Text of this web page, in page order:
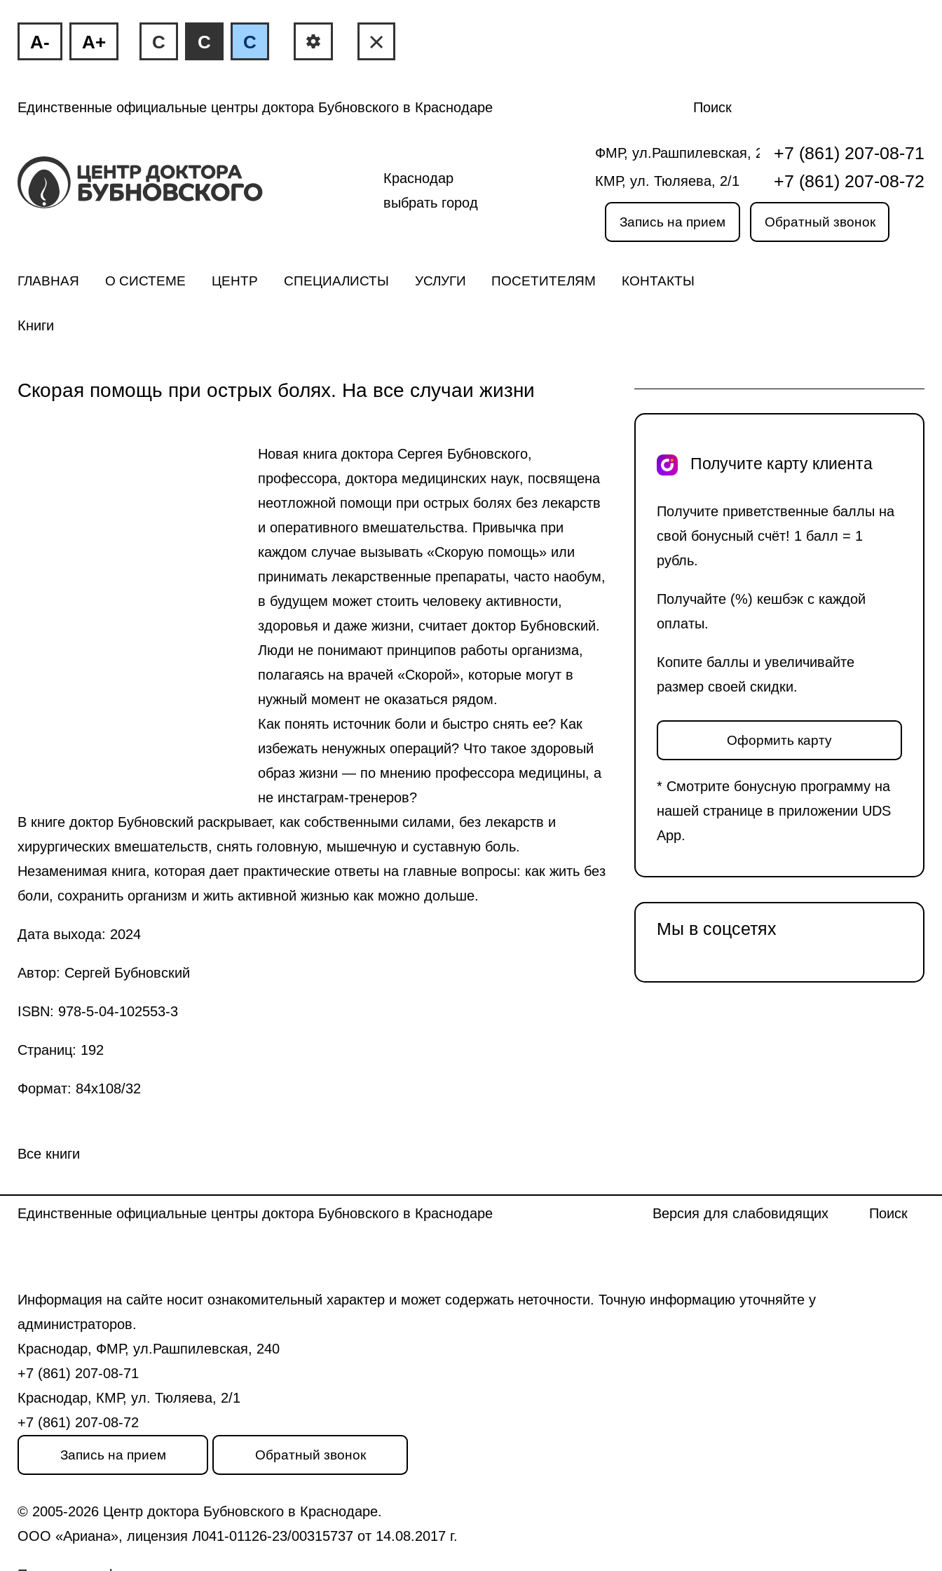
A- A+ C C C
Единственные официальные центры доктора Бубновского в Краснодаре Поиск
Краснодар
выбрать город
ФМР, ул.Рашпилевская, 240+7 (861) 207-08-71
КМР, ул. Тюляева, 2/1 +7 (861) 207-08-72
Запись на прием Обратный звонок
ГЛАВНАЯ О СИСТЕМЕ ЦЕНТР СПЕЦИАЛИСТЫ УСЛУГИ ПОСЕТИТЕЛЯМ КОНТАКТЫ
Книги
Получите карту клиента
Получите приветственные баллы на
свой бонусный счёт! 1 балл = 1
рубль.
Получайте (%) кешбэк с каждой
оплаты.
Копите баллы и увеличивайте
размер своей скидки.
Оформить карту
* Смотрите бонусную программу на
нашей странице в приложении UDS
App.
Мы в соцсетях
Скорая помощь при острых болях. На все случаи жизни
Новая книга доктора Сергея Бубновского,
профессора, доктора медицинских наук, посвящена
неотложной помощи при острых болях без лекарств
и оперативного вмешательства. Привычка при
каждом случае вызывать «Скорую помощь» или
принимать лекарственные препараты, часто наобум,
в будущем может стоить человеку активности,
здоровья и даже жизни, считает доктор Бубновский.
Люди не понимают принципов работы организма,
полагаясь на врачей «Скорой», которые могут в
нужный момент не оказаться рядом.
Как понять источник боли и быстро снять ее? Как
избежать ненужных операций? Что такое здоровый
образ жизни — по мнению профессора медицины, а
не инстаграм-тренеров?
В книге доктор Бубновский раскрывает, как собственными силами, без лекарств и
хирургических вмешательств, снять головную, мышечную и суставную боль.
Незаменимая книга, которая дает практические ответы на главные вопросы: как жить без
боли, сохранить организм и жить активной жизнью как можно дольше.
Дата выхода: 2024
Автор: Сергей Бубновский
ISBN: 978-5-04-102553-3
Страниц: 192
Формат: 84x108/32
Все книги
Единственные официальные центры доктора Бубновского в Краснодаре Версия для слабовидящих Поиск
Информация на сайте носит ознакомительный характер и может содержать неточности. Точную информацию уточняйте у
администраторов.
Краснодар, ФМР, ул.Рашпилевская, 240
+7 (861) 207-08-71
Краснодар, КМР, ул. Тюляева, 2/1
+7 (861) 207-08-72
Запись на прием Обратный звонок
© 2005-2026 Центр доктора Бубновского в Краснодаре.
ООО «Ариана», лицензия Л041-01126-23/00315737 от 14.08.2017 г.